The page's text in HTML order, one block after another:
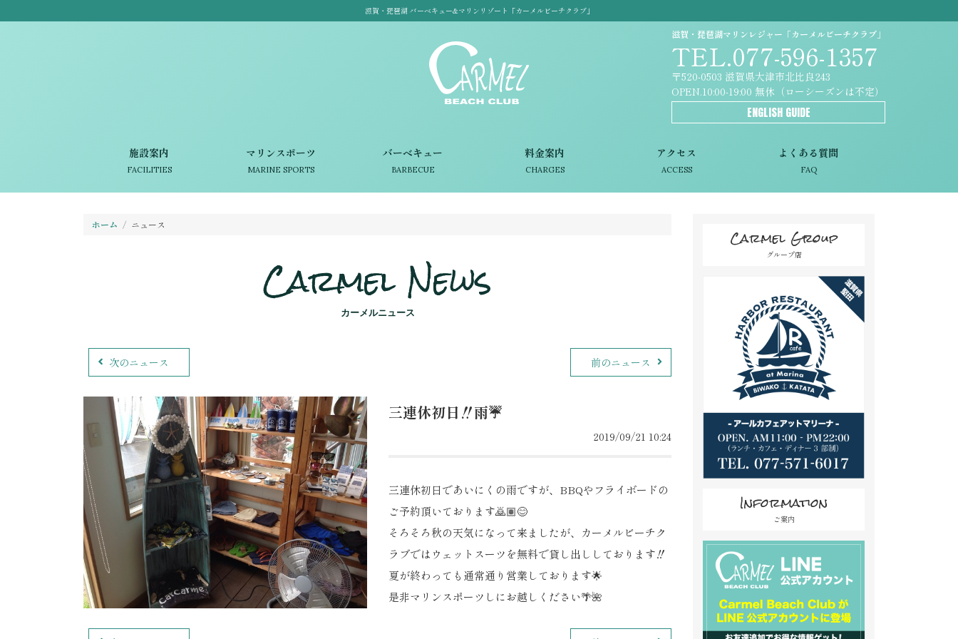
滋賀・琵琶湖 バーベキュー&マリンリゾート「カーメルビーチクラブ」
施設案内
FACILITIES
マリンスポーツ
MARINE SPORTS
バーベキュー
BARBECUE
料金案内
CHARGES
アクセス
ACCESS
よくある質問
FAQ
滋賀・琵琶湖マリンレジャー「カーメルビーチクラブ」
TEL.077-596-1357
〒520-0503 滋賀県大津市北比良243
OPEN.10:00-19:00 無休（ローシーズンは不定）
ENGLISH GUIDE
ホーム ニュース
Carmel News
カーメルニュース
次のニュース 前のニュース
三連休初日‼️雨☔️
2019/09/21 10:24
三連休初日であいにくの雨ですが、BBQやフライボードの
ご予約頂いております🙇🏽😊
そろそろ秋の天気になって来ましたが、カーメルビーチク
ラブではウェットスーツを無料で貸し出ししております‼️
夏が終わっても通常通り営業しております🌟
是非マリンスポーツしにお越しください🌴🌺
Carmel Group
グループ店
Information
ご案内